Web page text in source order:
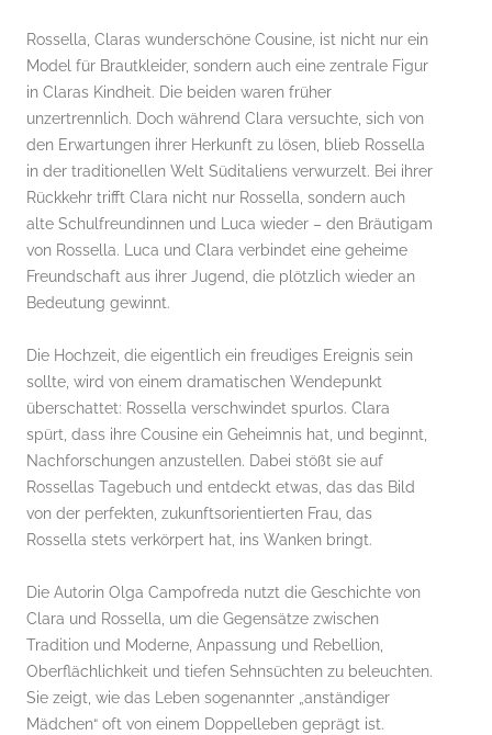
Rossella, Claras wunderschöne Cousine, ist nicht nur ein
Model für Brautkleider, sondern auch eine zentrale Figur
in Claras Kindheit. Die beiden waren früher
unzertrennlich. Doch während Clara versuchte, sich von
den Erwartungen ihrer Herkunft zu lösen, blieb Rossella
in der traditionellen Welt Süditaliens verwurzelt. Bei ihrer
Rückkehr trifft Clara nicht nur Rossella, sondern auch
alte Schulfreundinnen und Luca wieder – den Bräutigam
von Rossella. Luca und Clara verbindet eine geheime
Freundschaft aus ihrer Jugend, die plötzlich wieder an
Bedeutung gewinnt.
Die Hochzeit, die eigentlich ein freudiges Ereignis sein
sollte, wird von einem dramatischen Wendepunkt
überschattet: Rossella verschwindet spurlos. Clara
spürt, dass ihre Cousine ein Geheimnis hat, und beginnt,
Nachforschungen anzustellen. Dabei stößt sie auf
Rossellas Tagebuch und entdeckt etwas, das das Bild
von der perfekten, zukunftsorientierten Frau, das
Rossella stets verkörpert hat, ins Wanken bringt.
Die Autorin Olga Campofreda nutzt die Geschichte von
Clara und Rossella, um die Gegensätze zwischen
Tradition und Moderne, Anpassung und Rebellion,
Oberflächlichkeit und tiefen Sehnsüchten zu beleuchten.
Sie zeigt, wie das Leben sogenannter „anständiger
Mädchen“ oft von einem Doppelleben geprägt ist.